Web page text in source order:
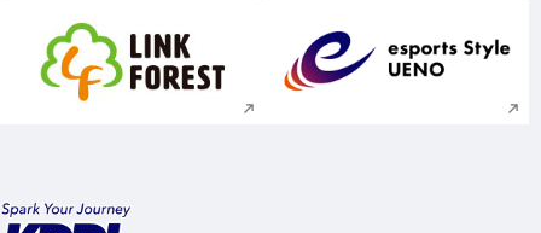
新規ウィンドウで開く 新規ウィンドウで